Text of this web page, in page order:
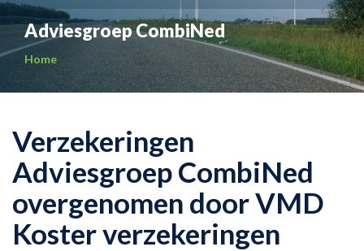
Adviesgroep CombiNed
Home
Verzekeringen
Adviesgroep CombiNed
overgenomen door VMD
Koster verzekeringen